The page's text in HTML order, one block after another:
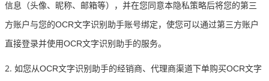
信息（头像、昵称、邮箱等），并在您同意本隐私策略后将您的第三
方账户与您的OCR文字识别助手账号绑定，使您可以通过第三方账户
直接登录并使用OCR文字识别助手的服务。
2. 如您从OCR文字识别助手的经销商、代理商渠道下单购买OCR文字